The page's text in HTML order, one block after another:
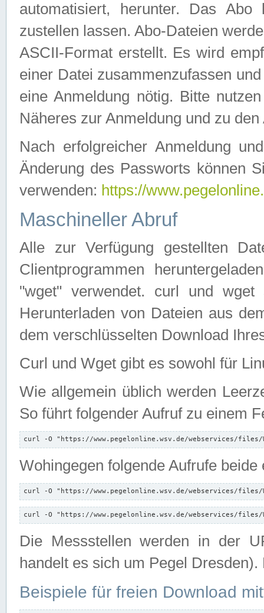
automatisiert, herunter. Das
zustellen lassen. Abo-Dateien
ASCII-Format erstellt. Es wird
einer Datei zusammenzufassen
eine Anmeldung nötig. Bitte
Näheres zur Anmeldung und zu
Nach erfolgreicher Anmeldung
Änderung des Passworts können
verwenden: https://
Maschineller Abruf
Alle zur Verfügung gestellten
Clientprogrammen
"wget" verwendet. curl und wget
Herunterladen von Dateien aus
dem verschlüsselten Download
Curl und Wget gibt es sowohl für
Wie allgemein üblich werden
So führt folgender Aufruf zu einem
curl -O "https://www.pegelonline.wsv.de/webservices/files/
Wohingegen folgende Aufrufe beide
curl -O "https://www.pegelonline.wsv.de/webservices/files/
curl -O "https://www.pegelonline.wsv.de/webservices/files/
Die Messstellen werden in der
handelt es sich um Pegel
Beispiele für freien Download